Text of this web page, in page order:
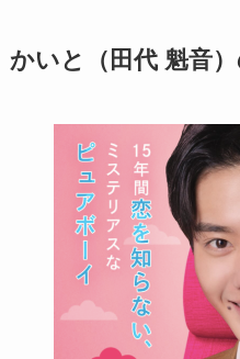
かいと（田代 魁音